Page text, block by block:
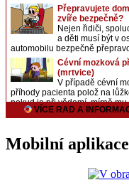
Mobilní aplikace